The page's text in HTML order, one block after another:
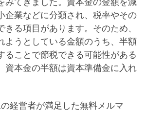
みてきました。資本金の金額を減
企業などに分類され、税率やその
きる項目があります。そのため、
ようとしている金額のうち、半額
ることで節税できる可能性がある
資本金の半額は資本準備金に入れ
経営者が満足した無料メルマ